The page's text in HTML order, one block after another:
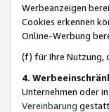
Werbeanzeigen
Cookies erkennen
Online-Werbung
(f) für Ihre Nutzung,
4.
Unternehmen oder
Vereinbarung